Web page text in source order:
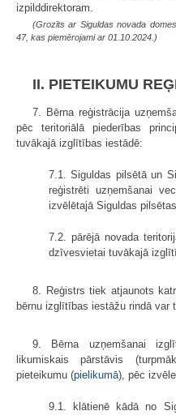
izpilddirektoram.
(Grozīts ar Siguldas novada domes
47, kas piemērojami ar 01.10.2024.)
II. PIETEIKUMU
7. Bērna reģistrācija
pēc teritoriālā piederības
tuvākajā izglītības iestādē:
7.1. Siguldas pilsētā un
reģistrēti uzņemšanai
izvēlētajā Siguldas
7.2. pārējā novada
dzīvesvietai tuvākajā
8. Reģistrs tiek atjaunots
bērnu izglītības iestāžu rindā
9. Bērna uzņemšanai
likumiskais pārstāvis
pieteikumu (pielikumā), pēc
9.1. klātienē kādā no